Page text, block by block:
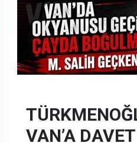
VAN’A DAVET